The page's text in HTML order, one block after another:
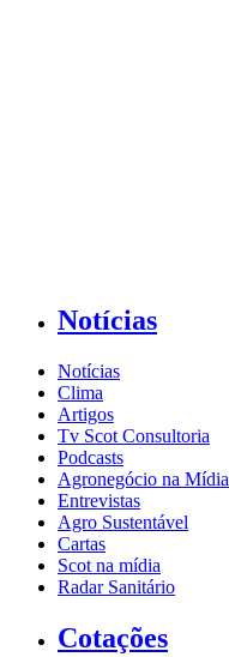
Notícias
Notícias
Clima
Artigos
Tv Scot Consultoria
Podcasts
Agronegócio na Mídia
Entrevistas
Agro Sustentável
Cartas
Scot na mídia
Radar Sanitário
Cotações